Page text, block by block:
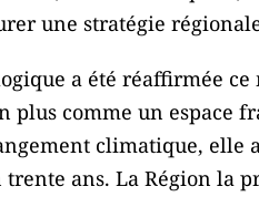
une stratégie
a été réaffirmée
plus comme un espace
climatique, elle
trente ans. La Région la